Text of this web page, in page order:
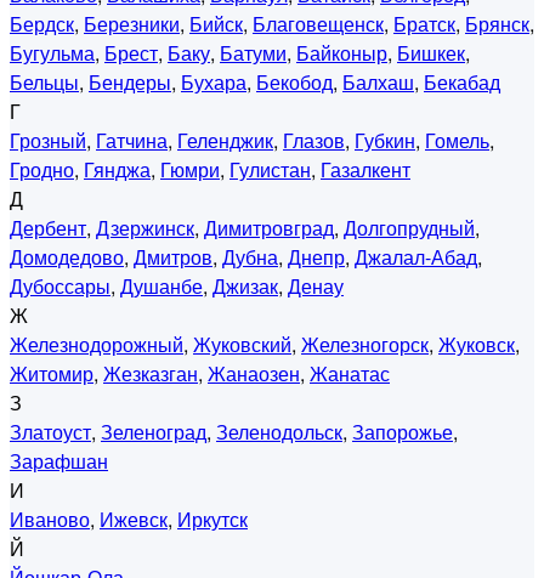
Бердск, Березники, Бийск, Благовещенск, Братск, Брянск,
Бугульма, Брест, Баку, Батуми, Байконыр, Бишкек,
Бельцы, Бендеры, Бухара, Бекобод, Балхаш, Бекабад
Г
Грозный, Гатчина, Геленджик, Глазов, Губкин, Гомель,
Гродно, Гянджа, Гюмри, Гулистан, Газалкент
Д
Дербент, Дзержинск, Димитровград, Долгопрудный,
Домодедово, Дмитров, Дубна, Днепр, Джалал-Абад,
Дубоссары, Душанбе, Джизак, Денау
Ж
Железнодорожный, Жуковский, Железногорск, Жуковск,
Житомир, Жезказган, Жанаозен, Жанатас
З
Златоуст, Зеленоград, Зеленодольск, Запорожье,
Зарафшан
И
Иваново, Ижевск, Иркутск
Й